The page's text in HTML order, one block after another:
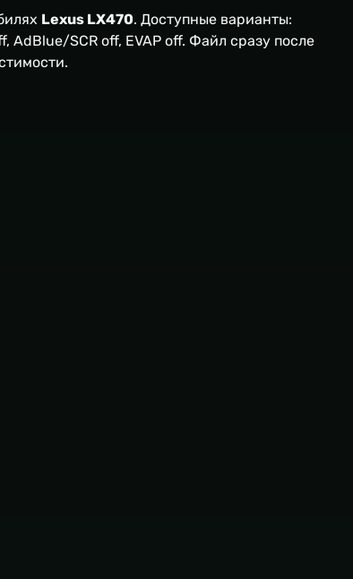
Lexus LX470. Доступные варианты:
AdBlue/SCR off, EVAP off. Файл сразу после